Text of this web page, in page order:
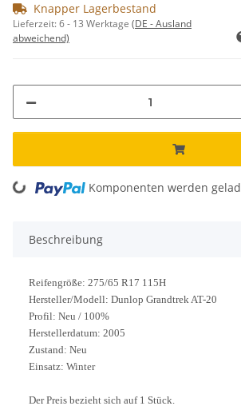
Knapper Lagerbestand
Lieferzeit:6 - 13 Werktage (DE - Ausland
abweichend)
Loading... Komponenten werden
Beschreibung
Reifengröße: 275/65 R17 115H
Hersteller/Modell: Dunlop Grandtrek AT-20
Profil: Neu / 100%
Herstellerdatum: 2005
Zustand: Neu
Einsatz: Winter
Der Preis bezieht sich auf 1 Stück.